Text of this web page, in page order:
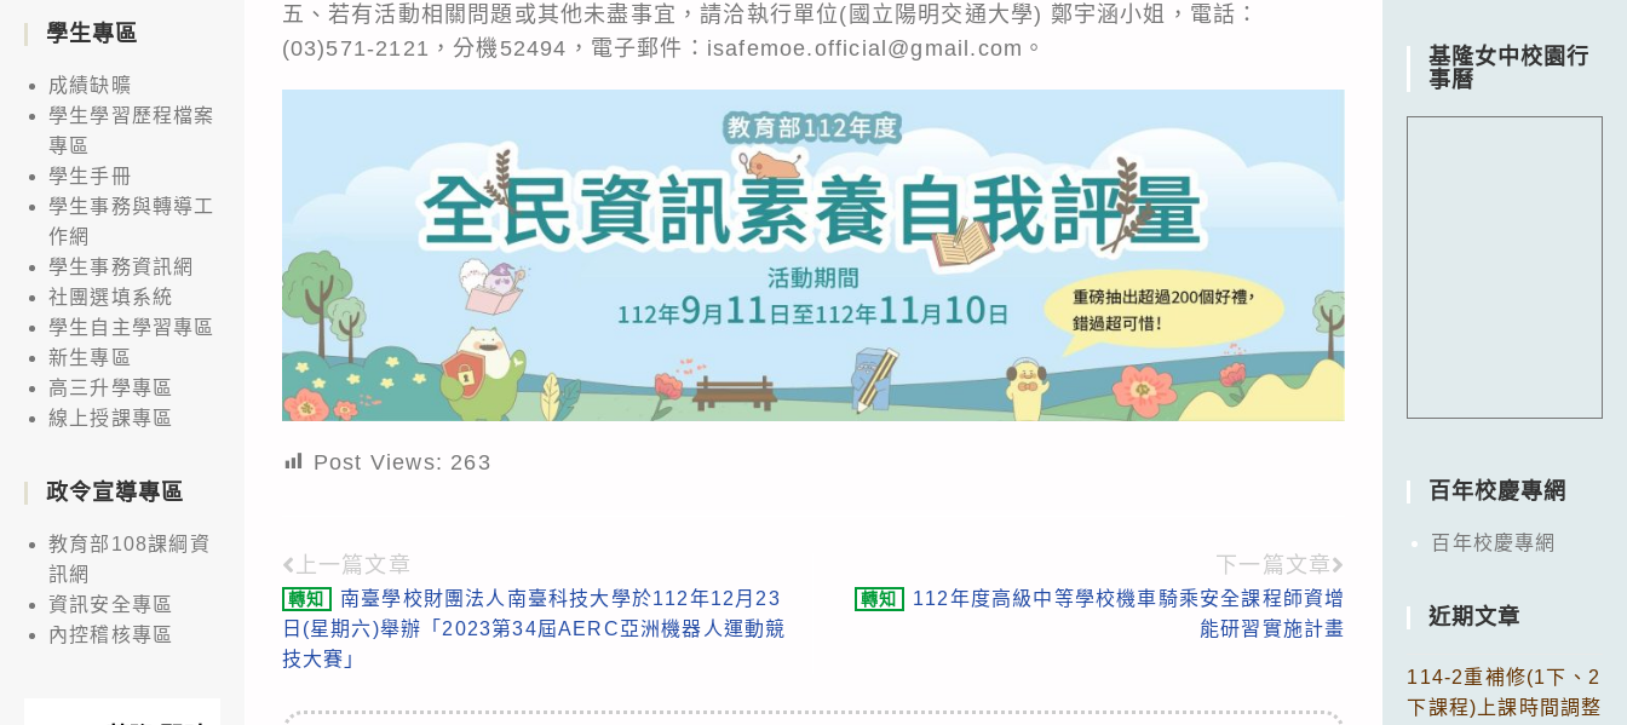
五、若有活動相關問題或其他未盡事宜，請洽執行單位(國立陽明交通大學) 鄭宇涵小姐，電話：
(03)571-2121，分機52494，電子郵件：isafemoe.official@gmail.com。
Post Views: 263
Read
more
articles
上一篇文章
轉知
南臺學校財團法人南臺科技大學於112年12月23
日(星期六)舉辦「2023第34屆AERC亞洲機器人運動競
技大賽」
下一篇文章
轉知
112年度高級中等學校機車騎乘安全課程師資增
能研習實施計畫
學生專區
成績缺曠
學生學習歷程檔案
專區
學生手冊
學生事務與轉導工
作網
學生事務資訊網
社團選填系統
學生自主學習專區
新生專區
高三升學專區
線上授課專區
政令宣導專區
教育部108課綱資
訊網
資訊安全專區
內控稽核專區
基隆女中校園行
事曆
百年校慶專網
百年校慶專網
近期文章
114-2重補修(1下、2
下課程)上課時間調整